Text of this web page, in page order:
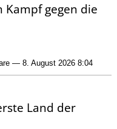
gegen die
— 8. August 2026 8:04
Land der